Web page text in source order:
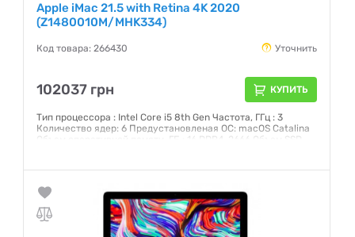
Apple iMac 21.5 with Retina 4K 2020
(Z1480010M/MHK334)
Код товара: 266430 Уточнить
102037 грн КУПИТЬ
Тип процессора : Intel Core i5 8th Gen Частота, ГГц : 3
Количество ядер: 6 Предустановленая ОС: macOS Catalina
Объем оперативной памяти, ГБ : 16 DDR4-2666 Объем SSD,
3 (USB-C), 4xUSB 3.0, Head-Out Экран: 21,5 (4096x2304) IPS
Сенсорный: нет
Гарантия: 12 месяцев